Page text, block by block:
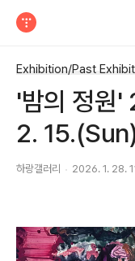
Exhibition/Past
'밤의 정원
2.
하랑갤러리 2026. 1. 28.